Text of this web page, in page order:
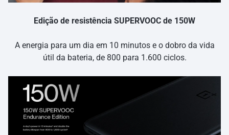
Edição de resistência SUPERVOOC de 150W
A energia para um dia em 10 minutos e o dobro da vida
útil da bateria, de 800 para 1.600 ciclos.